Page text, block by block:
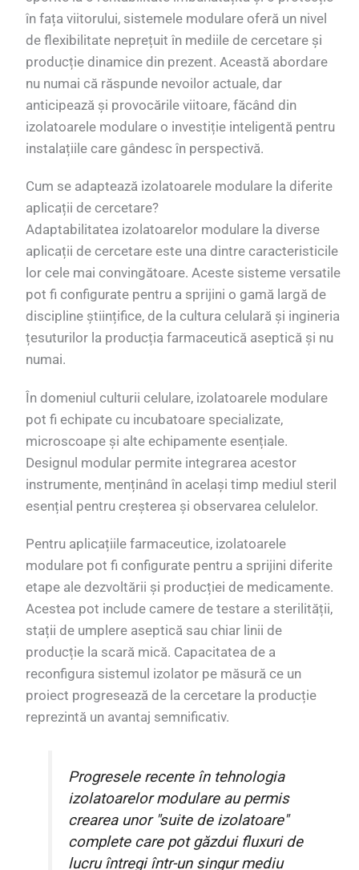
în fața viitorului, sistemele modulare oferă un nivel
de flexibilitate neprețuit în mediile de cercetare și
producție dinamice din prezent. Această abordare
nu numai că răspunde nevoilor actuale, dar
anticipează și provocările viitoare, făcând din
izolatoarele modulare o investiție inteligentă pentru
instalațiile care gândesc în perspectivă.
Cum se adaptează izolatoarele modulare la diferite
aplicații de cercetare?
Adaptabilitatea izolatoarelor modulare la diverse
aplicații de cercetare este una dintre caracteristicile
lor cele mai convingătoare. Aceste sisteme versatile
pot fi configurate pentru a sprijini o gamă largă de
discipline științifice, de la cultura celulară și ingineria
țesuturilor la producția farmaceutică aseptică și nu
numai.
În domeniul culturii celulare, izolatoarele modulare
pot fi echipate cu incubatoare specializate,
microscoape și alte echipamente esențiale.
Designul modular permite integrarea acestor
instrumente, menținând în același timp mediul steril
esențial pentru creșterea și observarea celulelor.
Pentru aplicațiile farmaceutice, izolatoarele
modulare pot fi configurate pentru a sprijini diferite
etape ale dezvoltării și producției de medicamente.
Acestea pot include camere de testare a sterilității,
stații de umplere aseptică sau chiar linii de
producție la scară mică. Capacitatea de a
reconfigura sistemul izolator pe măsură ce un
proiect progresează de la cercetare la producție
reprezintă un avantaj semnificativ.
Progresele recente în tehnologia
izolatoarelor modulare au permis
crearea unor "suite de izolatoare"
complete care pot găzdui fluxuri de
lucru întregi într-un singur mediu